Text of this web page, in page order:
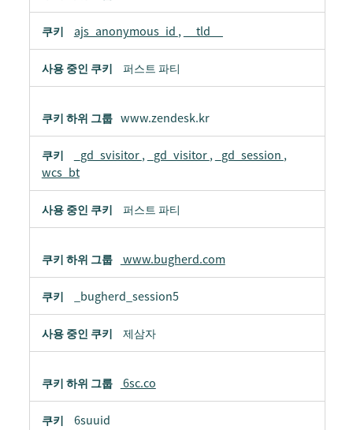
ajs_anonymous_id , __tld__
퍼스트 파티
www.zendesk.kr
_gd_svisitor, _gd_visitor, _gd_session ,
wcs_bt
퍼스트 파티
www.bugherd.com
_bugherd_session5
제삼자
6sc.co
6suuid